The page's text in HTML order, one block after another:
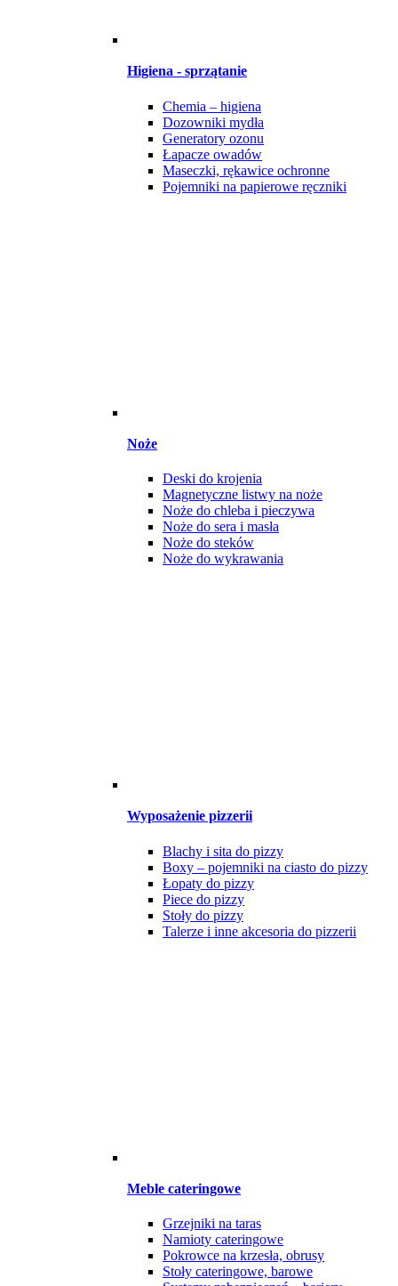
Higiena - sprzątanie
Chemia – higiena
Dozowniki mydła
Generatory ozonu
Łapacze owadów
Maseczki, rękawice ochronne
Pojemniki na papierowe ręczniki
Noże
Deski do krojenia
Magnetyczne listwy na noże
Noże do chleba i pieczywa
Noże do sera i masła
Noże do steków
Noże do wykrawania
Wyposażenie pizzerii
Blachy i sita do pizzy
Boxy – pojemniki na ciasto do pizzy
Łopaty do pizzy
Piece do pizzy
Stoły do pizzy
Talerze i inne akcesoria do pizzerii
Meble cateringowe
Grzejniki na taras
Namioty cateringowe
Pokrowce na krzesła, obrusy
Stoły cateringowe, barowe